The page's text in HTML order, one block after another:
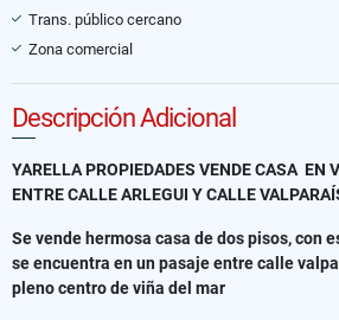
Trans. público cercano
Zona comercial
Descripción Adicional
YARELLA PROPIEDADES VENDE CASA EN
ENTRE CALLE ARLEGUI Y CALLE
Se vende hermosa casa de dos pisos, con
se encuentra en un pasaje entre calle
pleno centro de viña del mar